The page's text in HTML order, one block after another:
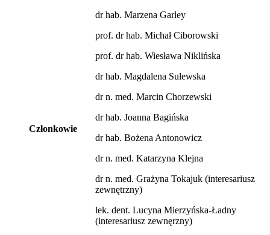
Członkowie
dr hab. Marzena Garley
prof. dr hab. Michał Ciborowski
prof. dr hab. Wiesława Niklińska
dr hab. Magdalena Sulewska
dr n. med. Marcin Chorzewski
dr hab. Joanna Bagińska
dr hab. Bożena Antonowicz
dr n. med. Katarzyna Klejna
dr n. med. Grażyna Tokajuk (interesariusz
zewnętrzny)
lek. dent. Lucyna Mierzyńska-Ładny
(interesariusz zewnęrzny)